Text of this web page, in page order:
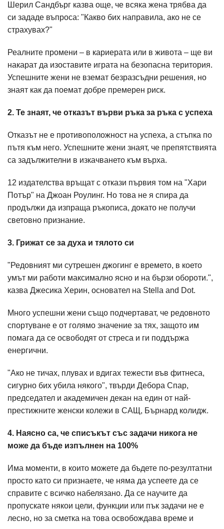
Шерил Сандбърг казва още, че всяка жена трябва да
си зададе въпроса: "Какво бих направила, ако не се
страхувах?"
Реалните промени – в кариерата или в живота – ще ви
накарат да изоставите играта на безопасна територия.
Успешните жени не вземат безразсъдни решения, но
знаят как да поемат добре премерен риск.
2. Те знаят, че отказът върви ръка за ръка с успеха
Отказът не е противоположност на успеха, а стъпка по
пътя към него. Успешните жени знаят, че препятствията
са задължителни в изкачването към върха.
12 издателства връщат с откази първия том на "Хари
Потър" на Джоан Роулинг. Но това не я спира да
продължи да изпраща ръкописа, докато не получи
световно признание.
3. Грижат се за духа и тялото си
"Редовният ми сутрешен джогинг е времето, в което
умът ми работи максимално ясно и на бързи обороти.",
казва Джесика Херин, основател на Stella and Dot.
Много успешни жени също подчертават, че редовното
спортуване е от голямо значение за тях, защото им
помага да се освободят от стреса и ги поддържа
енергични.
"Ако не тичах, плувах и вдигах тежести във фитнеса,
сигурно бих убила някого", твърди Дебора Спар,
председател и академичен декан на един от най-
престижните женски колежи в САЩ, Бърнард колидж.
4. Наясно са, че списъкът със задачи никога не
може да бъде изпълнен на 100%
Има моменти, в които можете да бъдете по-резултатни
просто като си признаете, че няма да успеете да се
справите с всичко набелязано. Да се научите да
пропускате някои цели, функции или пък задачи не е
лесно, но за сметка на това освобождава време и